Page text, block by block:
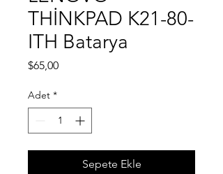
THİNKPAD K21-80-
ITH Batarya
$65,00Fiyat
Adet *
Sepete Ekle